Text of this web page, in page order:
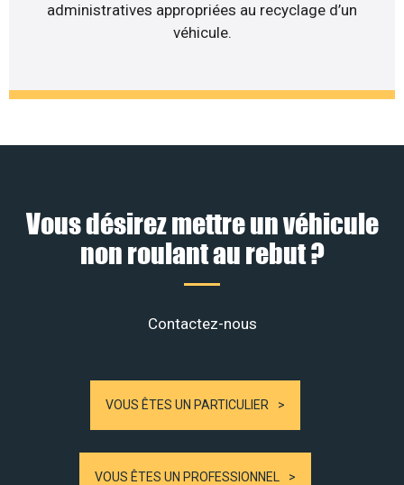
administratives appropriées au recyclage d’un
véhicule.
Vous désirez mettre un véhicule
non roulant au rebut ?
Contactez-nous
VOUS ÊTES UN PARTICULIER
VOUS ÊTES UN PROFESSIONNEL